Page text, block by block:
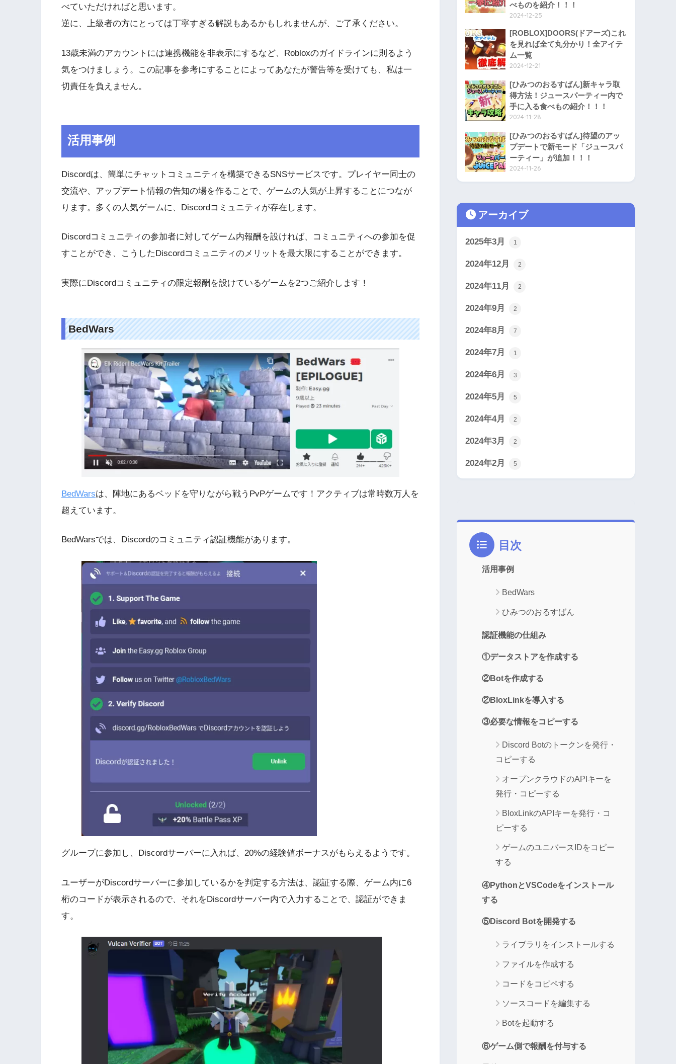
べていただければと思います。
逆に、上級者の方にとっては丁寧すぎる解説もあるかもしれませんが、ご了承ください。
13歳未満のアカウントには連携機能を非表示にするなど、Robloxのガイドラインに則るよう
気をつけましょう。この記事を参考にすることによってあなたが警告等を受けても、私は一
切責任を負えません。
活用事例
Discordは、簡単にチャットコミュニティを構築できるSNSサービスです。プレイヤー同士の
交流や、アップデート情報の告知の場を作ることで、ゲームの人気が上昇することにつなが
ります。多くの人気ゲームに、Discordコミュニティが存在します。
Discordコミュニティの参加者に対してゲーム内報酬を設ければ、コミュニティへの参加を促
すことができ、こうしたDiscordコミュニティのメリットを最大限にすることができます。
実際にDiscordコミュニティの限定報酬を設けているゲームを2つご紹介します！
BedWars
BedWarsは、陣地にあるベッドを守りながら戦うPvPゲームです！アクティブは常時数万人を
超えています。
BedWarsでは、Discordのコミュニティ認証機能があります。
グループに参加し、Discordサーバーに入れば、20%の経験値ボーナスがもらえるようです。
ユーザーがDiscordサーバーに参加しているかを判定する方法は、認証する際、ゲーム内に6
桁のコードが表示されるので、それをDiscordサーバー内で入力することで、認証ができま
す。
べものを紹介！！！
2024-12-25
[ROBLOX]DOORS(ドアーズ)これ
を見れば全て丸分かり！全アイテ
ム一覧
2024-12-21
[ひみつのおるすばん]新キャラ取
得方法！ジュースパーティー内で
手に入る食べもの紹介！！！
2024-11-28
[ひみつのおるすばん]待望のアッ
プデートで新モード「ジュースパ
ーティー」が追加！！！
2024-11-26
アーカイブ
2025年3月 1
2024年12月 2
2024年11月 2
2024年9月 2
2024年8月 7
2024年7月 1
2024年6月 3
2024年5月 5
2024年4月 2
2024年3月 2
2024年2月 5
目次
活用事例
BedWars
ひみつのおるすばん
認証機能の仕組み
①データストアを作成する
②Botを作成する
②BloxLinkを導入する
③必要な情報をコピーする
Discord Botのトークンを発行・
コピーする
オープンクラウドのAPIキーを
発行・コピーする
BloxLinkのAPIキーを発行・コ
ピーする
ゲームのユニバースIDをコピー
する
④PythonとVSCodeをインストール
する
⑤Discord Botを開発する
ライブラリをインストールする
ファイルを作成する
コードをコピペする
ソースコードを編集する
Botを起動する
⑥ゲーム側で報酬を付与する